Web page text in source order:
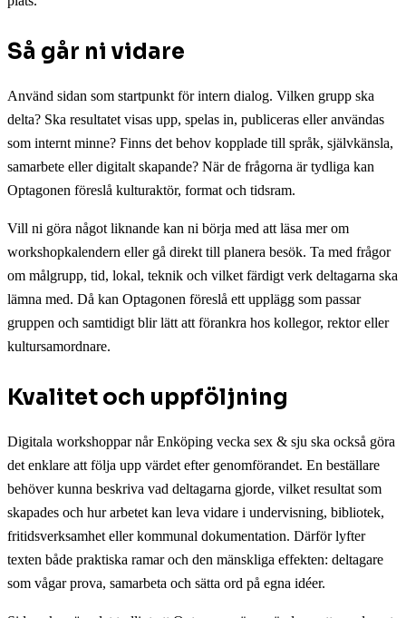
Så går ni vidare
Använd sidan som startpunkt för intern dialog. Vilken grupp ska
delta? Ska resultatet visas upp, spelas in, publiceras eller användas
som internt minne? Finns det behov kopplade till språk, självkänsla,
samarbete eller digitalt skapande? När de frågorna är tydliga kan
Optagonen föreslå kulturaktör, format och tidsram.
Vill ni göra något liknande kan ni börja med att läsa mer om
workshopkalendern eller gå direkt till planera besök. Ta med frågor
om målgrupp, tid, lokal, teknik och vilket färdigt verk deltagarna ska
lämna med. Då kan Optagonen föreslå ett upplägg som passar
gruppen och samtidigt blir lätt att förankra hos kollegor, rektor eller
kultursamordnare.
Kvalitet och uppföljning
Digitala workshoppar når Enköping vecka sex & sju ska också göra
det enklare att följa upp värdet efter genomförandet. En beställare
behöver kunna beskriva vad deltagarna gjorde, vilket resultat som
skapades och hur arbetet kan leva vidare i undervisning, bibliotek,
fritidsverksamhet eller kommunal dokumentation. Därför lyfter
texten både praktiska ramar och den mänskliga effekten: deltagare
som vågar prova, samarbeta och sätta ord på egna idéer.